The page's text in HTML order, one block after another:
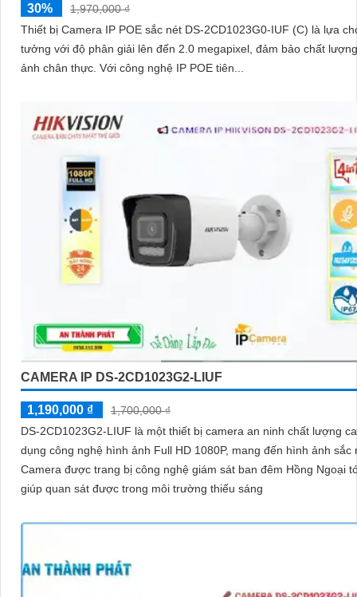
30%
1,970,000 ₫
Thiết bị Camera IP POE sắc nét DS-2CD1023G0-IUF (C) là lựa
tưởng với độ phân giải lên đến 2.0 megapixel, đảm bảo chất
ảnh chân thực. Với công nghệ IP POE tiên...
CAMERA IP DS-2CD1023G2-LIUF
1,190,000 ₫
1,700,000 ₫
DS-2CD1023G2-LIUF là một thiết bị camera an ninh chất lượng
dụng công nghệ hình ảnh Full HD 1080P, mang đến hình ảnh sắc
Camera được trang bị công nghệ giám sát ban đêm Hồng Ngoại
giúp quan sát được trong môi trường thiếu sáng